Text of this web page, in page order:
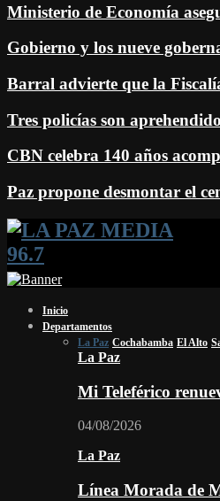
Ministerio de Economía
Gobierno y los nueve
Barral advierte que la
Tres policías son
CBN celebra 140 años
Paz propone desmontar el
Facebook
Twitter
Instagram
Youtube
Email
Twitch
Whatsapp
Inicio
Departamentos
La Paz Cochabamba El Alto
La Paz
Mi Teleférico
04/08/2026
La Paz
Línea Morada de